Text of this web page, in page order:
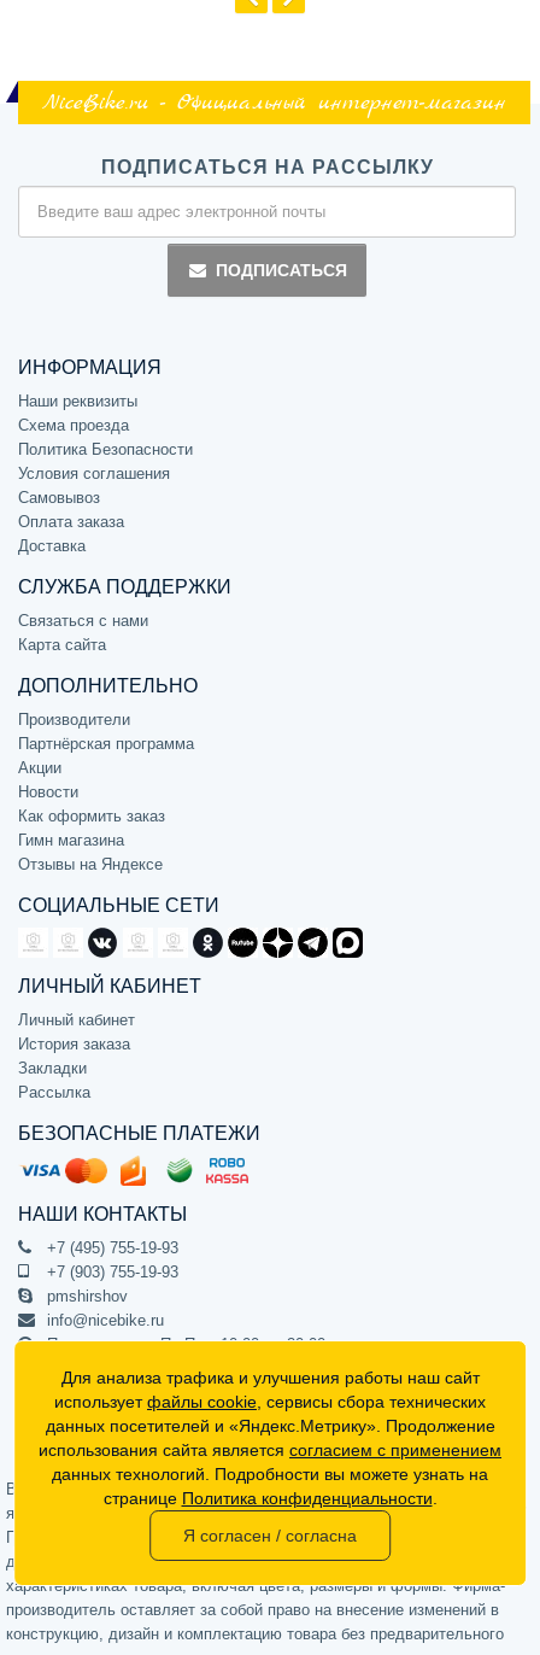
NiceBike.ru - Официальный интернет-магазин
ПОДПИСАТЬСЯ НА РАССЫЛКУ
ПОДПИСАТЬСЯ
ИНФОРМАЦИЯ
Наши реквизиты
Схема проезда
Политика Безопасности
Условия соглашения
Самовывоз
Оплата заказа
Доставка
СЛУЖБА ПОДДЕРЖКИ
Связаться с нами
Карта сайта
ДОПОЛНИТЕЛЬНО
Производители
Партнёрская программа
Акции
Новости
Как оформить заказ
Гимн магазина
Отзывы на Яндексе
СОЦИАЛЬНЫЕ СЕТИ
ЛИЧНЫЙ КАБИНЕТ
Личный кабинет
История заказа
Закладки
Рассылка
БЕЗОПАСНЫЕ ПЛАТЕЖИ
НАШИ КОНТАКТЫ
+7 (495) 755-19-93
+7 (903) 755-19-93
pmshirshov
info@nicebike.ru
Прием звонков Пн-Пт с 10:00 до 20:00
ПВЗ Пн-Пт с 10:00 до 20:00
г. Москва, ул. Барклая 13с1
подъезд 1, цокольный этаж, офис 1
Официальный интернет-магазин NiceBike © 2012 - 2026
Вся информация на сайте носит ознакомительный характер, не
является публичной офертой (определяемой положениями Статьи 437
Гражданского кодекса РФ) и не может в полной мере передавать
достоверную информацию о свойствах, комплектации и
характеристиках товара, включая цвета, размеры и формы. Фирма-
производитель оставляет за собой право на внесение изменений в
конструкцию, дизайн и комплектацию товара без предварительного
Для анализа трафика и улучшения работы наш сайт
используетфайлы cookie , сервисы сбора технических
данных посетителей и «Яндекс.Метрику». Продолжение
использования сайта является согласием с применением
данных технологий. Подробности вы можете узнать на
странице Политика конфиденциальности
Я согласен / согласна